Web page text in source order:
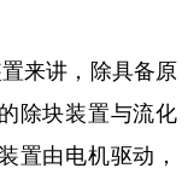
来讲，除具备原
除块装置与流化
置由电机驱动，